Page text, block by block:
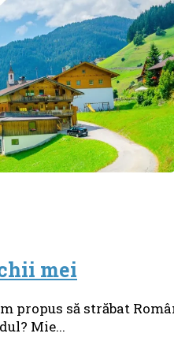
mei
propus să străbat
Mie...